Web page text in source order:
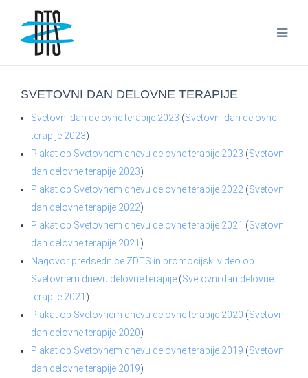
SVETOVNI DAN DELOVNE TERAPIJE
Svetovni dan delovne terapije 2023 (Svetovni dan delovne
terapije 2023)
Plakat ob Svetovnem dnevu delovne terapije 2023 (Svetovni
dan delovne terapije 2023)
Plakat ob Svetovnem dnevu delovne terapije 2022 (Svetovni
dan delovne terapije 2022)
Plakat ob Svetovnem dnevu delovne terapije 2021 (Svetovni
dan delovne terapije 2021 )
Nagovor predsednice ZDTS in promocijski video ob
Svetovnem dnevu delovne terapije (Svetovni dan delovne
terapije 2021 )
Plakat ob Svetovnem dnevu delovne terapije 2020 (Svetovni
dan delovne terapije 2020)
Plakat ob Svetovnem dnevu delovne terapije 2019 (Svetovni
dan delovne terapije 2019)